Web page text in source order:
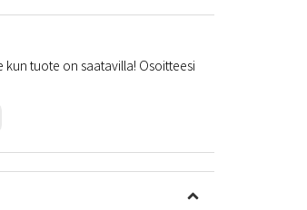
tuote on saatavilla! Osoitteesi